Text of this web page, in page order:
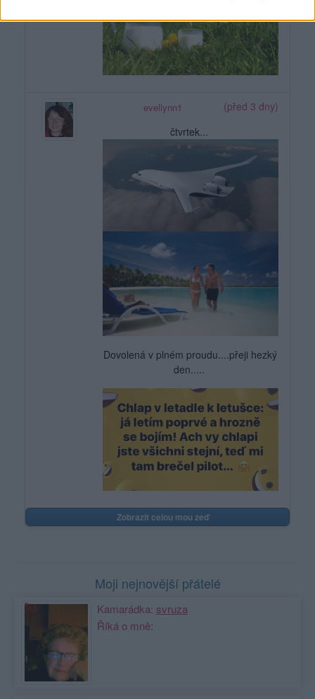
evellynn1
(před 3 dny)
čtvrtek...
Dovolená v plném proudu....přeji hezký
den.....
Zobrazit celou mou zeď
Moji nejnovější přátelé
Kamarádka: svruza
Říká o mně: